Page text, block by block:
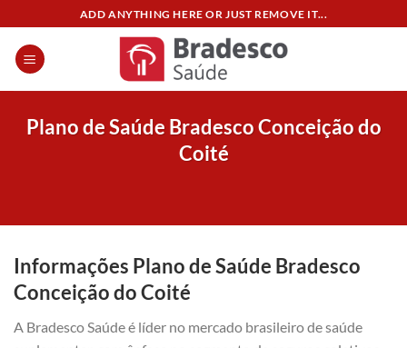
content
ADD ANYTHING HERE OR JUST REMOVE IT...
Plano de Saúde Bradesco Conceição do
Coité
Informações Plano de Saúde Bradesco
Conceição do Coité
A Bradesco Saúde é líder no mercado brasileiro de saúde